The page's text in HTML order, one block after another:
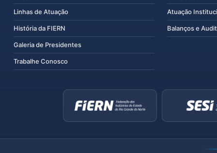
Linhas de Atuação
História da FIERN
Galeria de Presidentes
Trabalhe Conosco
Atuação
Balanços e